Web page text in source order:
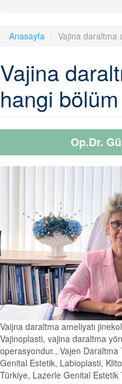
Anasayfa Vajina daraltma
Vajina
hangi
Op.Dr.
Vaijna daraltma ameliyatı
Vajinoplasti, vajina daraltma
operasyondur., Vajen
Genital Estetik, Labioplasti,
Türkiye, Lazerle Genital